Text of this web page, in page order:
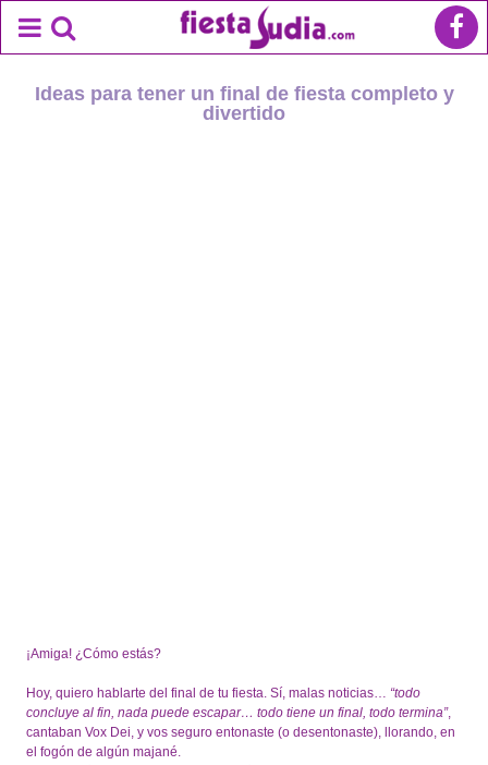
Ideas para tener un final de fiesta completo y
divertido
¡Amiga! ¿Cómo estás?
Hoy, quiero hablarte del final de tu fiesta. Sí, malas noticias… “todo
concluye al fin, nada puede escapar… todo tiene un final, todo termina”,
cantaban Vox Dei, y vos seguro entonaste (o desentonaste), llorando, en
el fogón de algún majané.